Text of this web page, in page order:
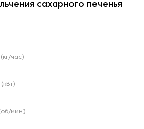
сахарного печенья
час)
мин)